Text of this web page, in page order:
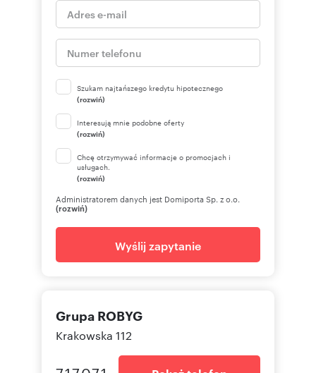
Szukam najtańszego kredytu hipotecznego
(rozwiń)
Interesują mnie podobne oferty
(rozwiń)
Chcę otrzymywać informacje o promocjach i
usługach.
(rozwiń)
Administratorem danych jest Domiporta Sp. z o.o.
(rozwiń)
Wyślij zapytanie
Grupa ROBYG
Krakowska 112